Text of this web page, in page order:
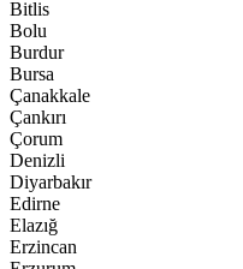
Bitlis
Bolu
Burdur
Bursa
Çanakkale
Çankırı
Çorum
Denizli
Diyarbakır
Edirne
Elazığ
Erzincan